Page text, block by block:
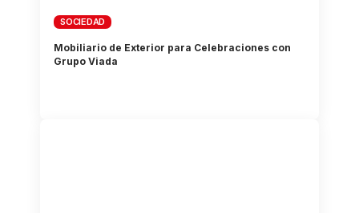
SOCIEDAD
Mobiliario de Exterior para Celebraciones con
Grupo Viada